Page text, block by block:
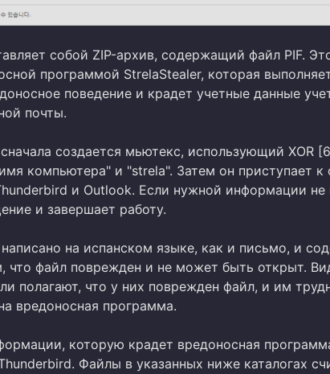
собой ZIP-архив, содержащий файл PIF.
программой StrelaStealer, которая
поведение и крадет учетные данные
почты.
создается мьютекс, использующий XOR
компьютера" и "strela". Затем он приступает к
и Outlook. Если нужной информации не
и завершает работу.
на испанском языке, как и письмо, и
что файл поврежден и не может быть открыт.
полагают, что у них поврежден файл, и им
вредоносная программа.
которую крадет вредоносная
Файлы в указанных ниже каталогах